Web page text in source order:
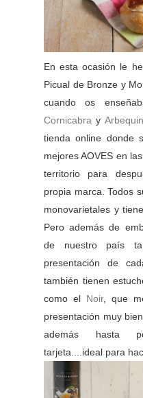
En esta ocasión le
Picual de Bronze y
cuando os
Cornicabra y
tienda online donde
mejores AOVES en
territorio para
propia marca. Todos
monovarietales y
Pero además de
de nuestro país
presentación de
también tienen
como el Noir , que
presentación muy
además hasta
tarjeta....ideal para